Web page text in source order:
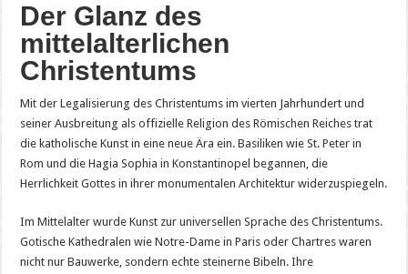
Der Glanz des
mittelalterlichen
Christentums
Mit der Legalisierung des Christentums im vierten Jahrhundert und
seiner Ausbreitung als offizielle Religion des Römischen Reiches trat
die katholische Kunst in eine neue Ära ein. Basiliken wie St. Peter in
Rom und die Hagia Sophia in Konstantinopel begannen, die
Herrlichkeit Gottes in ihrer monumentalen Architektur widerzuspiegeln.
Im Mittelalter wurde Kunst zur universellen Sprache des Christentums.
Gotische Kathedralen wie Notre-Dame in Paris oder Chartres waren
nicht nur Bauwerke, sondern echte steinerne Bibeln. Ihre